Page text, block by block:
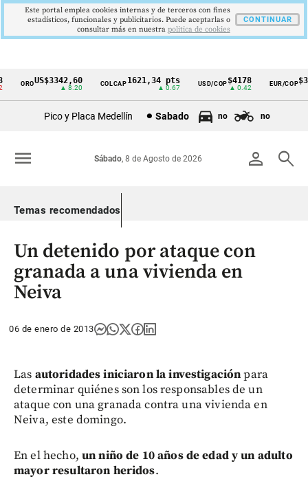
Cintillo
Colombia
OROUS$3342,60
▲ 8.20
COLCAP1621,34 pts
▲ 0.67
USD/COP$4178
▲ 0.42
EUR/COP
Pico y Placa Medellín Sabado no no
person search
Sábado, 8 de Agosto de 2026
menu
Temas recomendados
Un detenido por ataque con
granada a una vivienda en
Neiva
06 de enero de 2013
Las autoridades iniciaron la investigaciónpara
determinar quiénes son los responsables de un
ataque con una granada contra una vivienda en
Neiva, este domingo.
En el hecho, un niño de 10 años de edad y un adulto
mayor resultaron heridos.
Este portal emplea cookies internas y de terceros con fines
estadísticos, funcionales y publicitarios. Puede aceptarlas o
consultar más en nuestra politica de cookies
CONTINUAR